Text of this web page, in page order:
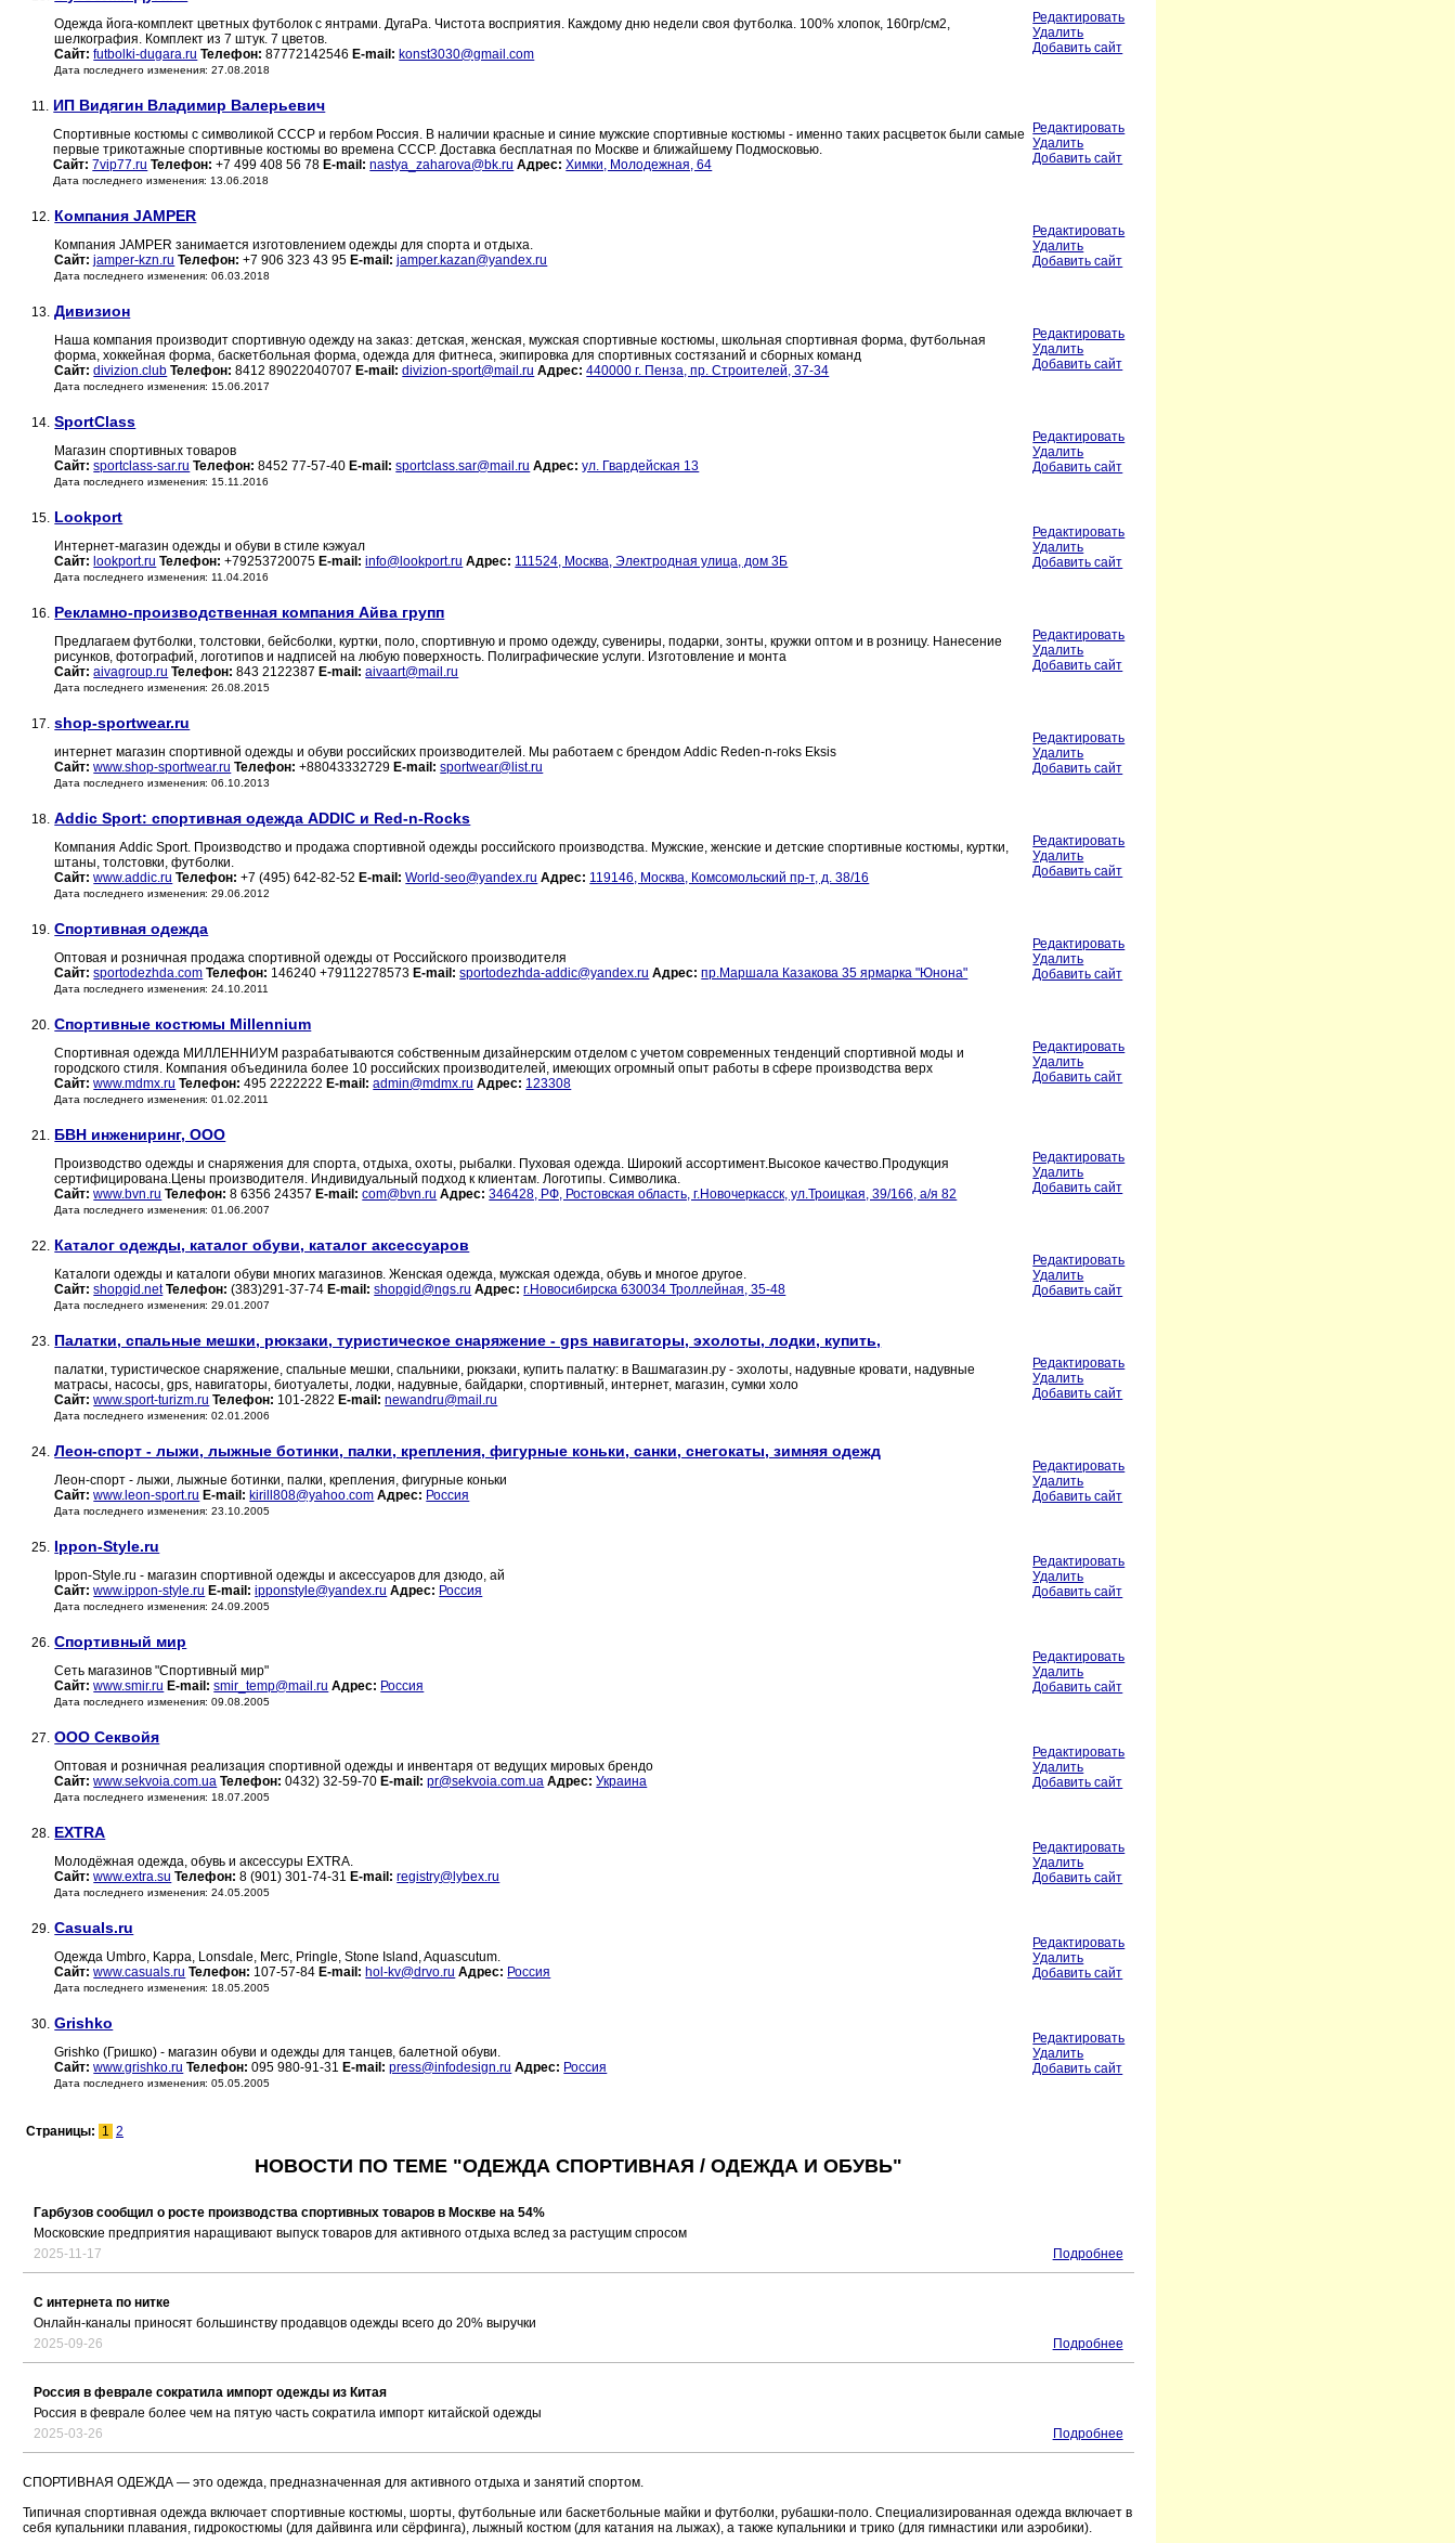
Одежда йога-комплект цветных футболок с янтрами. ДугаРа. Чистота восприятия. Каждому дню недели своя футболка. 100% хлопок, 160гр/см2,
шелкография. Комплект из 7 штук. 7 цветов.
Сайт: futbolki-dugara.ru Телефон: 87772142546 E-mail: konst3030@gmail.com
Дата последнего изменения: 27.08.2018
Редактировать
Удалить
Добавить сайт
11. ИП Видягин Владимир Валерьевич
Спортивные костюмы с символикой СССР и гербом Россия. В наличии красные и синие мужские спортивные костюмы - именно таких расцветок были самые
первые трикотажные спортивные костюмы во времена СССР. Доставка бесплатная по Москве и ближайшему Подмосковью.
Сайт: 7vip77.ru Телефон: +7 499 408 56 78 E-mail: nastya_zaharova@bk.ru Адрес: Химки, Молодежная, 64
Дата последнего изменения: 13.06.2018
Редактировать
Удалить
Добавить сайт
12. Компания JAMPER
Компания JAMPER занимается изготовлением одежды для спорта и отдыха.
Сайт: jamper-kzn.ru Телефон: +7 906 323 43 95 E-mail: jamper.kazan@yandex.ru
Дата последнего изменения: 06.03.2018
Редактировать
Удалить
Добавить сайт
13. Дивизион
Наша компания производит спортивную одежду на заказ: детская, женская, мужская спортивные костюмы, школьная спортивная форма, футбольная
форма, хоккейная форма, баскетбольная форма, одежда для фитнеса, экипировка для спортивных состязаний и сборных команд
Сайт: divizion.club Телефон: 8412 89022040707 E-mail: divizion-sport@mail.ru Адрес: 440000 г. Пенза, пр. Строителей, 37-34
Дата последнего изменения: 15.06.2017
Редактировать
Удалить
Добавить сайт
14. SportClass
Магазин спортивных товаров
Сайт: sportclass-sar.ru Телефон: 8452 77-57-40 E-mail: sportclass.sar@mail.ru Адрес: ул. Гвардейская 13
Дата последнего изменения: 15.11.2016
Редактировать
Удалить
Добавить сайт
15. Lookport
Интернет-магазин одежды и обуви в стиле кэжуал
Сайт: lookport.ru Телефон: +79253720075 E-mail: info@lookport.ru Адрес: 111524, Москва, Электродная улица, дом 3Б
Дата последнего изменения: 11.04.2016
Редактировать
Удалить
Добавить сайт
16. Рекламно-производственная компания Айва групп
Предлагаем футболки, толстовки, бейсболки, куртки, поло, cпортивную и промо одежду, сувениры, подарки, зонты, кружки оптом и в розницу. Нанесение
рисунков, фотографий, логотипов и надписей на любую поверхность. Полиграфические услуги. Изготовление и монта
Сайт: aivagroup.ru Телефон: 843 2122387 E-mail: aivaart@mail.ru
Дата последнего изменения: 26.08.2015
Редактировать
Удалить
Добавить сайт
17. shop-sportwear.ru
интернет магазин спортивной одежды и обуви российских производителей. Мы работаем с брендом Addic Reden-n-roks Eksis
Сайт: www.shop-sportwear.ru Телефон: +88043332729 E-mail: sportwear@list.ru
Дата последнего изменения: 06.10.2013
Редактировать
Удалить
Добавить сайт
18. Addic Sport: cпортивная одежда ADDIC и Red-n-Rocks
Компания Addic Sport. Производство и продажа спортивной одежды российского производства. Мужские, женские и детские спортивные костюмы, куртки,
штаны, толстовки, футболки.
Сайт: www.addic.ru Телефон: +7 (495) 642-82-52 E-mail: World-seo@yandex.ru Адрес: 119146, Москва, Комсомольский пр-т, д. 38/16
Дата последнего изменения: 29.06.2012
Редактировать
Удалить
Добавить сайт
19. Спортивная одежда
Оптовая и розничная продажа спортивной одежды от Российского производителя
Сайт: sportodezhda.com Телефон: 146240 +79112278573 E-mail: sportodezhda-addic@yandex.ru Адрес: пр.Маршала Казакова 35 ярмарка "Юнона"
Дата последнего изменения: 24.10.2011
Редактировать
Удалить
Добавить сайт
20. Спортивные костюмы Millennium
Спортивная одежда МИЛЛЕННИУМ разрабатываются собственным дизайнерским отделом с учетом современных тенденций спортивной моды и
городского стиля. Компания объединила более 10 российских производителей, имеющих огромный опыт работы в сфере производства верх
Сайт: www.mdmx.ru Телефон: 495 2222222 E-mail: admin@mdmx.ru Адрес: 123308
Дата последнего изменения: 01.02.2011
Редактировать
Удалить
Добавить сайт
21. БВН инжениринг, ООО
Производство одежды и снаряжения для спорта, отдыха, охоты, рыбалки. Пуховая одежда. Широкий ассортимент.Высокое качество.Продукция
сертифицирована.Цены производителя. Индивидуальный подход к клиентам. Логотипы. Символика.
Сайт: www.bvn.ru Телефон: 8 6356 24357 E-mail: com@bvn.ru Адрес: 346428, РФ, Ростовская область, г.Новочеркасск, ул.Троицкая, 39/166, а/я 82
Дата последнего изменения: 01.06.2007
Редактировать
Удалить
Добавить сайт
22. Каталог одежды, каталог обуви, каталог аксессуаров
Каталоги одежды и каталоги обуви многих магазинов. Женская одежда, мужская одежда, обувь и многое другое.
Сайт: shopgid.net Телефон: (383)291-37-74 E-mail: shopgid@ngs.ru Адрес: г.Новосибирска 630034 Троллейная, 35-48
Дата последнего изменения: 29.01.2007
Редактировать
Удалить
Добавить сайт
23. Палатки, спальные мешки, рюкзаки, туристическое снаряжение - gps навигаторы, эхолоты, лодки, купить,
палатки, туристическое снаряжение, спальные мешки, спальники, рюкзаки, купить палатку: в Вашмагазин.ру - эхолоты, надувные кровати, надувные
матрасы, насосы, gps, навигаторы, биотуалеты, лодки, надувные, байдарки, спортивный, интернет, магазин, сумки холо
Сайт: www.sport-turizm.ru Телефон: 101-2822 E-mail: newandru@mail.ru
Дата последнего изменения: 02.01.2006
Редактировать
Удалить
Добавить сайт
24. Леон-спорт - лыжи, лыжные ботинки, палки, крепления, фигурные коньки, санки, снегокаты, зимняя одежд
Леон-спорт - лыжи, лыжные ботинки, палки, крепления, фигурные коньки
Сайт: www.leon-sport.ru E-mail: kirill808@yahoo.com Адрес: Россия
Дата последнего изменения: 23.10.2005
Редактировать
Удалить
Добавить сайт
25. Ippon-Style.ru
Ippon-Style.ru - магазин спортивной одежды и аксессуаров для дзюдо, ай
Сайт: www.ippon-style.ru E-mail: ipponstyle@yandex.ru Адрес: Россия
Дата последнего изменения: 24.09.2005
Редактировать
Удалить
Добавить сайт
26. Спортивный мир
Сеть магазинов "Спортивный мир"
Сайт: www.smir.ru E-mail: smir_temp@mail.ru Адрес: Россия
Дата последнего изменения: 09.08.2005
Редактировать
Удалить
Добавить сайт
27. ООО Секвойя
Оптовая и розничная реализация спортивной одежды и инвентаря от ведущих мировых брендо
Сайт: www.sekvoia.com.ua Телефон: 0432) 32-59-70 E-mail: pr@sekvoia.com.ua Адрес: Украина
Дата последнего изменения: 18.07.2005
Редактировать
Удалить
Добавить сайт
28. EXTRA
Молодёжная одежда, обувь и аксессуры EXTRA.
Сайт: www.extra.su Телефон: 8 (901) 301-74-31 E-mail: registry@lybex.ru
Дата последнего изменения: 24.05.2005
Редактировать
Удалить
Добавить сайт
29. Casuals.ru
Одежда Umbro, Kappa, Lonsdale, Merc, Pringle, Stone Island, Aquascutum.
Сайт: www.casuals.ru Телефон: 107-57-84 E-mail: hol-kv@drvo.ru Адрес: Россия
Дата последнего изменения: 18.05.2005
Редактировать
Удалить
Добавить сайт
30. Grishko
Grishko (Гришко) - магазин обуви и одежды для танцев, балетной обуви.
Сайт: www.grishko.ru Телефон: 095 980-91-31 E-mail: press@infodesign.ru Адрес: Россия
Дата последнего изменения: 05.05.2005
Редактировать
Удалить
Добавить сайт
Страницы: 1 2
НОВОСТИ ПО ТЕМЕ "ОДЕЖДА СПОРТИВНАЯ / ОДЕЖДА И ОБУВЬ"
Гарбузов сообщил о росте производства спортивных товаров в Москве на 54%
Московские предприятия наращивают выпуск товаров для активного отдыха вслед за растущим спросом
2025-11-17
Подробнее
С интернета по нитке
Онлайн-каналы приносят большинству продавцов одежды всего до 20% выручки
2025-09-26
Подробнее
Россия в феврале сократила импорт одежды из Китая
Россия в феврале более чем на пятую часть сократила импорт китайской одежды
2025-03-26
Подробнее
СПОРТИВНАЯ ОДЕЖДА — это одежда, предназначенная для активного отдыха и занятий спортом.
Типичная спортивная одежда включает спортивные костюмы, шорты, футбольные или баскетбольные майки и футболки, рубашки-поло. Специализированная одежда включает в
себя купальники плавания, гидрокостюмы (для дайвинга или сёрфинга), лыжный костюм (для катания на лыжах), а также купальники и трико (для гимнастики или аэробики).